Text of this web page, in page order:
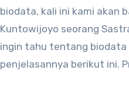
biodata, kali ini kami akan
Kuntowijoyo seorang
ingin tahu tentang biodata
penjelasannya berikut ini.